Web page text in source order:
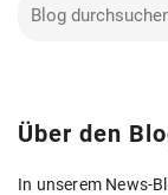
Über den
In unserem News-